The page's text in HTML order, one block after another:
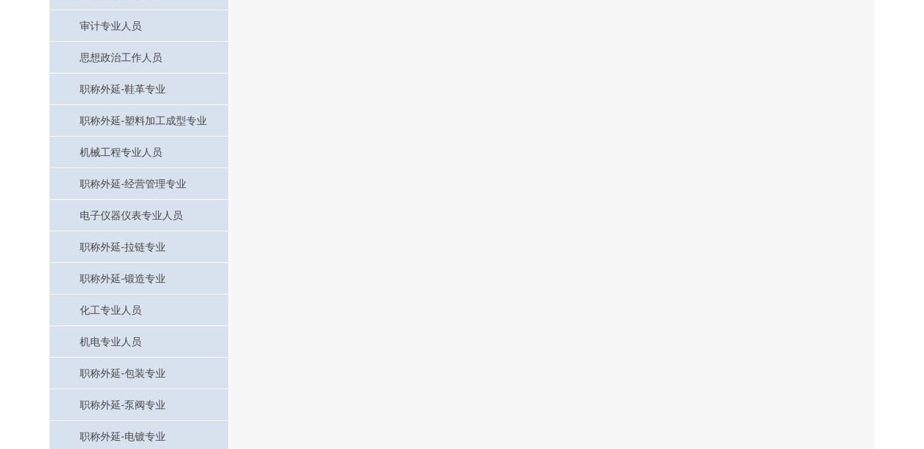
审计专业人员
思想政治工作人员
职称外延-鞋革专业
职称外延-塑料加工成型专业
机械工程专业人员
职称外延-经营管理专业
电子仪器仪表专业人员
职称外延-拉链专业
职称外延-锻造专业
化工专业人员
机电专业人员
职称外延-包装专业
职称外延-泵阀专业
职称外延-电镀专业